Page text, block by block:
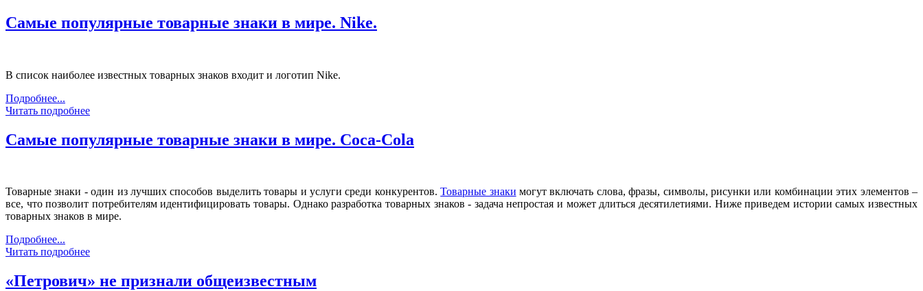
Самые популярные товарные знаки в мире. Nike.
В список наиболее известных товарных знаков входит и логотип Nike.
Подробнее...
Читать подробнее
Самые популярные товарные знаки в мире. Coca-Cola
Товарные знаки - один из лучших способов выделить товары и услуги среди конкурентов.Товарные знаки могут включать слова, фразы, символы, рисунки или комбинации этих элементов –
все, что позволит потребителям идентифицировать товары. Однако разработка товарных знаков - задача непростая и может длиться десятилетиями. Ниже приведем истории самых известных
товарных знаков в мире.
Подробнее...
Читать подробнее
«Петрович» не признали общеизвестным